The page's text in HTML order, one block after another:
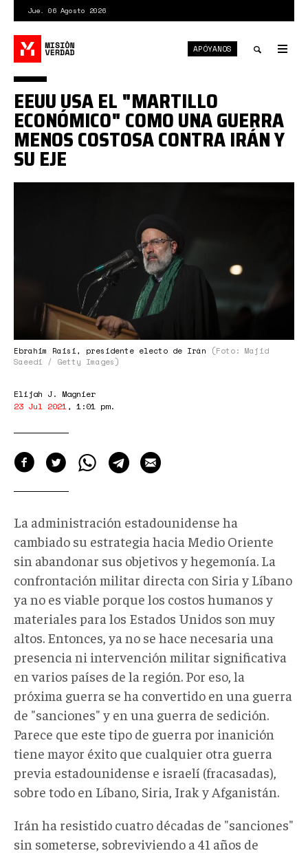
contenido
principal
Jue. 06 Agosto 2026
APÓYANOS
Ebrahim Raisi, presidente electo de Irán
(Foto: Majid
Saeedi / Getty Images)
EEUU USA EL "MARTILLO
ECONÓMICO" COMO UNA GUERRA
MENOS COSTOSA CONTRA IRÁN Y
SU EJE
Elijah J. Magnier
23 Jul 2021, 1:01 pm.
La administración estadounidense ha
cambiado su estrategia hacia Medio Oriente
sin abandonar sus objetivos y hegemonía. La
confrontación militar directa con Siria y Líbano
ya no es viable porque los costos humanos y
materiales para los Estados Unidos son muy
altos. Entonces, ya no se hace necesaria una
presencia ni intervención militar significativa
en varios países de la región. Por eso, la
próxima guerra se ha convertido en una guerra
de "sanciones" y en una guerra de sedición.
Parece que este tipo de guerra por inanición
tiene mayor éxito que cualquier otra guerra
previa estadounidense e israelí (fracasadas),
sobre todo en Líbano, Siria, Irak y Afganistán.
Irán ha resistido cuatro décadas de "sanciones"
sin someterse, sobreviviendo a 41 años de